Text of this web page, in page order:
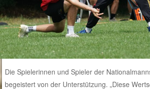
Die Spielerinnen und Spieler der
begeistert von der Unterstützung. „Diese